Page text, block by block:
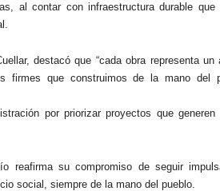
al contar con infraestructura durable que
destacó que “cada obra representa un
firmes que construimos de la mano del
por priorizar proyectos que
reafirma su compromiso de seguir
social, siempre de la mano del pueblo.